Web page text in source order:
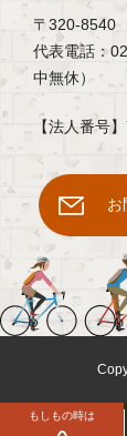
もしもの時は
〒320-8540
代表電話：
中無休）
【法人番号
お